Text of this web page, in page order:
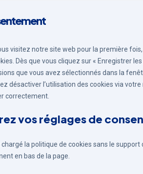
visitez notre site web pour la première
Dès que vous cliquez sur « Enregistrer
que vous avez sélectionnés dans la
désactiver l’utilisation des cookies via
correctement.
vos réglages de
la politique de cookies sans le
en bas de la page.